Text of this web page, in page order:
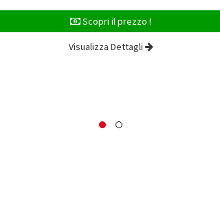
Scopri il prezzo !
Visualizza Dettagli